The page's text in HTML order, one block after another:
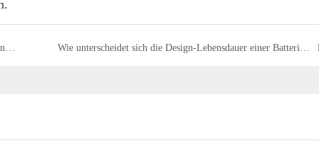
Australien ist auf dem Weg, bis 2024 50 % erneuerbare Energien zu „null Nettokosten“ zu nutzen Wie unterscheidet sich die Design-Lebensdauer einer Batterie von der Nutzungsdauer?